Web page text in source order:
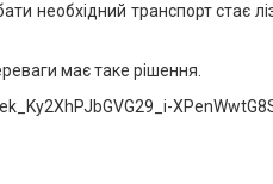
необхідний транспорт стає
має таке рішення.